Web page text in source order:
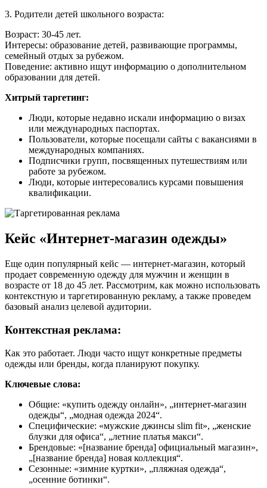
3. Родители детей школьного возраста:
Возраст: 30-45 лет.
Интересы: образование детей, развивающие программы,
семейный отдых за рубежом.
Поведение: активно ищут информацию о дополнительном
образовании для детей.
Хитрый таргетинг:
Люди, которые недавно искали информацию о визах
или международных паспортах.
Пользователи, которые посещали сайты с вакансиями в
международных компаниях.
Подписчики групп, посвященных путешествиям или
работе за рубежом.
Люди, которые интересовались курсами повышения
квалификации.
Кейс «Интернет-магазин одежды»
Еще один популярный кейс — интернет-магазин, который
продает современную одежду для мужчин и женщин в
возрасте от 18 до 45 лет. Рассмотрим, как можно использовать
контекстную и таргетированную рекламу, а также проведем
базовый анализ целевой аудитории.
Контекстная реклама:
Как это работает. Люди часто ищут конкретные предметы
одежды или бренды, когда планируют покупку.
Ключевые слова:
Общие: «купить одежду онлайн», „интернет-магазин
одежды“, „модная одежда 2024“.
Специфические: «мужские джинсы slim fit», „женские
блузки для офиса“, „летние платья макси“.
Брендовые: «[название бренда] официальный магазин»,
„[название бренда] новая коллекция“.
Сезонные: «зимние куртки», „пляжная одежда“,
„осенние ботинки“.